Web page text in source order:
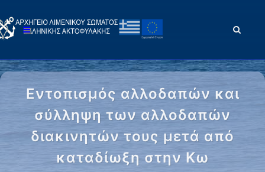
Εντοπισμός αλλοδαπών και
σύλληψη των αλλοδαπών
διακινητών τους μετά από
καταδίωξη στην Κω